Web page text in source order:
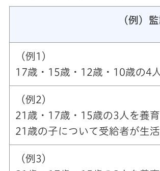
（例）
（例1）
17歳・15歳・12歳・10歳の4
（例2）
21歳・17歳・15歳の3人を養育
21歳の子について受給者が生
（例3）